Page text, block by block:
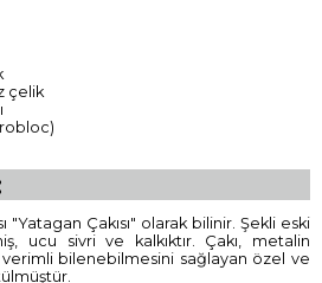
çelik
"Yatagan Çakısı" olarak bilinir. Şekli eski
ucu sivri ve kalkıktır. Çakı, metalin
bilenebilmesini sağlayan özel ve